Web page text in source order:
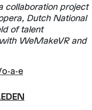
collaboration project
Dutch National
of talent
WeMakeVR and
a-e